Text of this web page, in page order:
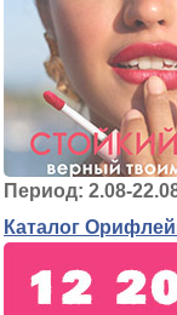
Период: 2.08-
Каталог